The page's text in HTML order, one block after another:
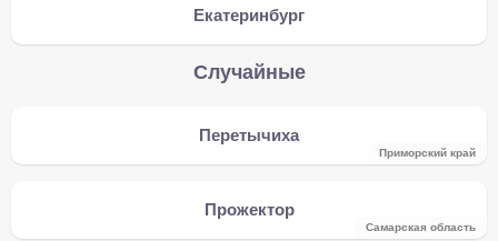
Екатеринбург
Случайные
Перетычиха
Приморский край
Прожектор
Самарская область